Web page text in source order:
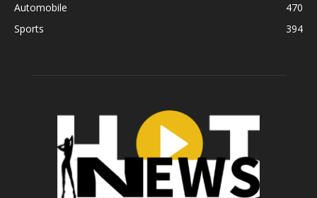
Automobile
470
Sports
394